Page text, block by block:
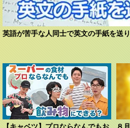
英語が苦手な人同士で英文の手紙を送